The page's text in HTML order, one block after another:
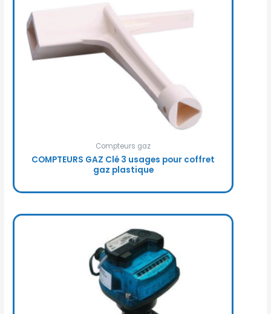
Compteurs gaz
COMPTEURS GAZ Clé 3 usages pour coffret
gaz plastique